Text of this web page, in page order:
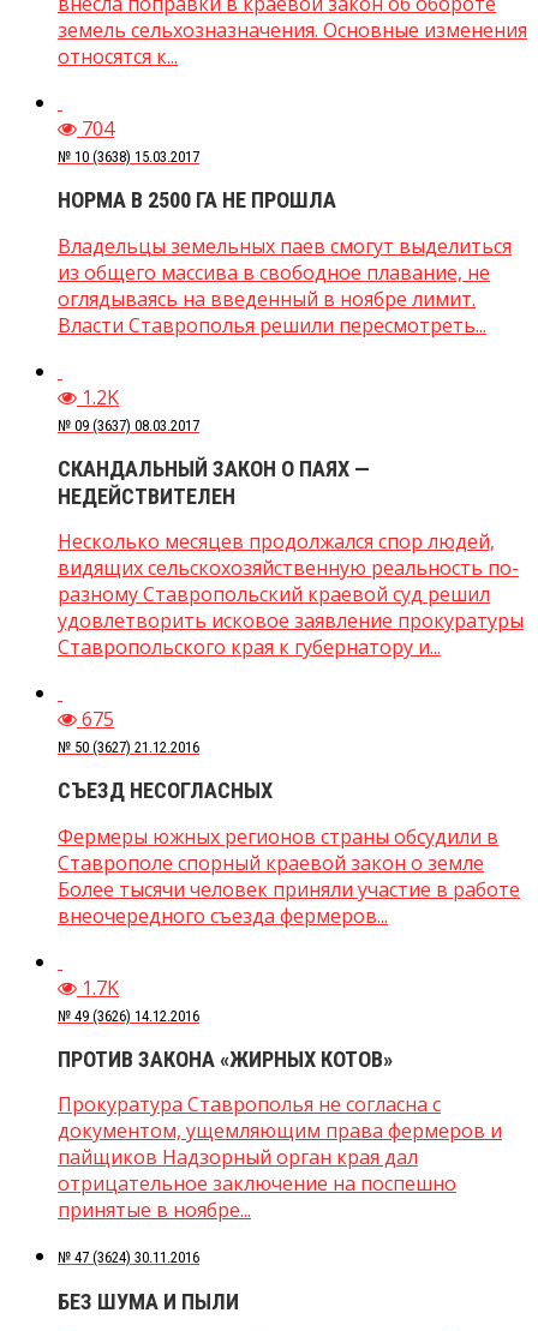
земель сельхозназначения. Основные изменения
относятся к...
704
№ 10 (3638) 15.03.2017
НОРМА В 2500 ГА НЕ ПРОШЛА
Владельцы земельных паев смогут выделиться
из общего массива в свободное плавание, не
оглядываясь на введенный в ноябре лимит.
Власти Ставрополья решили пересмотреть...
1.2K
№ 09 (3637) 08.03.2017
СКАНДАЛЬНЫЙ ЗАКОН О ПАЯХ —
НЕДЕЙСТВИТЕЛЕН
Несколько месяцев продолжался спор людей,
видящих сельскохозяйственную реальность по-
разному Ставропольский краевой суд решил
удовлетворить исковое заявление прокуратуры
Ставропольского края к губернатору и...
675
№ 50 (3627) 21.12.2016
СЪЕЗД НЕСОГЛАСНЫХ
Фермеры южных регионов страны обсудили в
Ставрополе спорный краевой закон о земле
Более тысячи человек приняли участие в работе
внеочередного съезда фермеров...
1.7K
№ 49 (3626) 14.12.2016
ПРОТИВ ЗАКОНА «ЖИРНЫХ КОТОВ»
Прокуратура Ставрополья не согласна с
документом, ущемляющим права фермеров и
пайщиков Надзорный орган края дал
отрицательное заключение на поспешно
принятые в ноябре...
№ 47 (3624) 30.11.2016
БЕЗ ШУМА И ПЫЛИ